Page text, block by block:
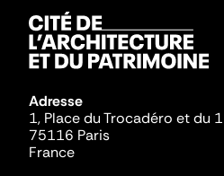
Adresse
1, Place du Trocadéro et du
75116 Paris
France